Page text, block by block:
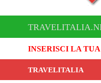
INSERISCI LA
TRAVELITALIA